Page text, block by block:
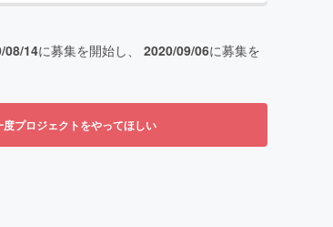
08/14に募集を開始し、 2020/09/06に募集を
度プロジェクトをやってほしい